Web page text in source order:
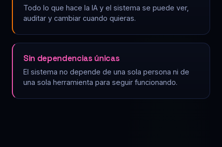
Todo lo que hace la IA y el sistema se puede ver,
auditar y cambiar cuando quieras.
Sin dependencias únicas
El sistema no depende de una sola persona ni de
una sola herramienta para seguir funcionando.